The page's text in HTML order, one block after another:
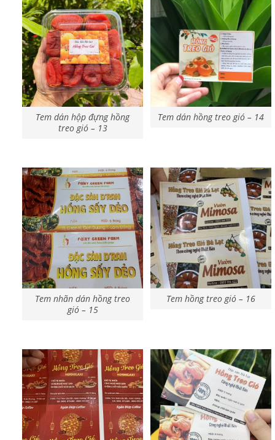
Tem dán hộp đựng hồng
treo gió – 13
Tem dán hồng treo gió – 14
Tem nhãn dán hồng treo
gió – 15
Tem hồng treo gió – 16